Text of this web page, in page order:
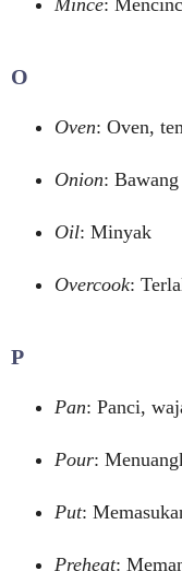
Mince:
O
Oven: Oven,
Onion: Bawang
Oil: Minyak
Overcook:
P
Pan: Panci,
Pour:
Put:
Preheat: